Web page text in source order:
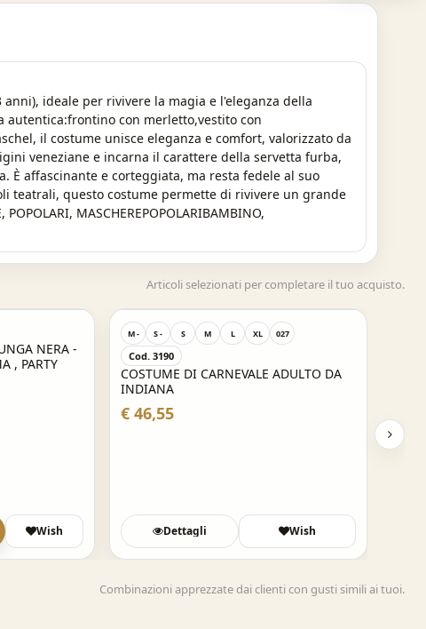
ideale per rivivere la magia e l'eleganza della
autentica:frontino con merletto,vestito con
il costume unisce eleganza e comfort, valorizzato da
veneziane e incarna il carattere della servetta furba,
affascinante e corteggiata, ma resta fedele al suo
teatrali, questo costume permette di rivivere un grande
MASCHEREPOPOLARIBAMBINO,
Articoli selezionati per completare il tuo acquisto.
NERA -
, PARTY
Wish
M - S - S M L XL 027
Cod. 3190
COSTUME DI CARNEVALE ADULTO DA
INDIANA
€ 46,55
Dettagli Wish
Combinazioni apprezzate dai clienti con gusti simili ai tuoi.